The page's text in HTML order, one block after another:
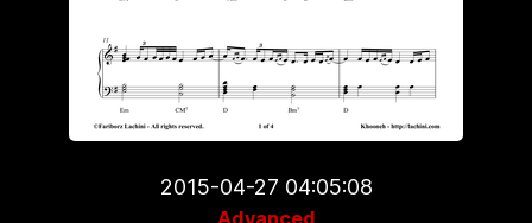
2015-04-27 04:05:08
Advanced